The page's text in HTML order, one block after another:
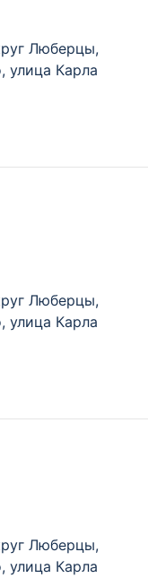
Люберцы,
улица Карла
Люберцы,
улица Карла
Люберцы,
улица Карла